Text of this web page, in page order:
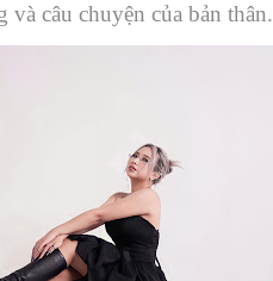
câu chuyện của bản thân.